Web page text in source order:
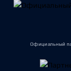
Официальный